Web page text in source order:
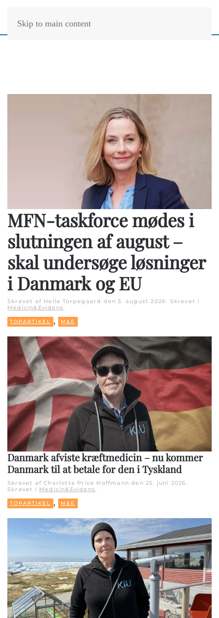
Skip to main content
MFN-taskforce mødes i
slutningen af august –
skal undersøge løsninger
i Danmark og EU
Skrevet af Helle Torpegaard den5. august 2026. Skrevet i
Medicin&Evidens.
TOPARTIKEL , M&E
Danmark afviste kræftmedicin – nu kommer
Danmark til at betale for den i Tyskland
Skrevet af Charlotte Price Hoffmann den 25. juni 2026.
Skrevet i Medicin&Evidens.
TOPARTIKEL , M&E